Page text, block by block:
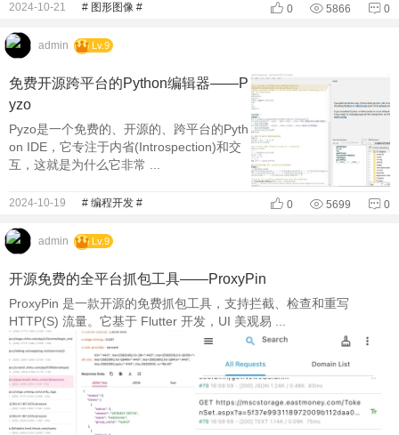
2024-10-21 # 图形图像 # 0 5866 0
admin Lv.9
免费开源跨平台的Python编辑器——P
yzo
Pyzo是一个免费的、开源的、跨平台的Pyth
on IDE，它专注于内省(Introspection)和交
互，这就是为什么它非常 ...
2024-10-19 # 编程开发 # 0 5699 0
admin Lv.9
开源免费的全平台抓包工具——ProxyPin
ProxyPin 是一款开源的免费抓包工具，支持拦截、检查和重写
HTTP(S) 流量。它基于 Flutter 开发，UI 美观易 ...